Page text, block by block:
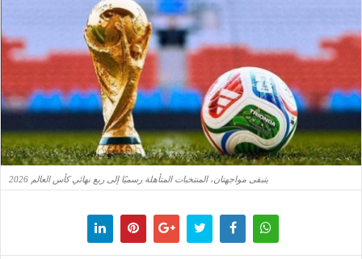
يتبقى مواجهتان، المنتخبات المتأهلة رسميًا إلى ربع نهائي كأس العالم 2026